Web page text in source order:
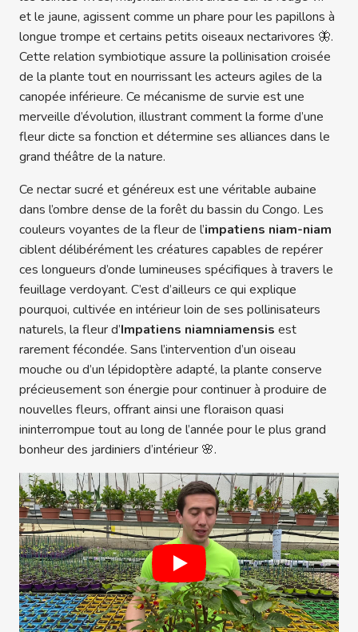
et le jaune, agissent comme un phare pour les papillons à
longue trompe et certains petits oiseaux nectarivores 🦋.
Cette relation symbiotique assure la pollinisation croisée
de la plante tout en nourrissant les acteurs agiles de la
canopée inférieure. Ce mécanisme de survie est une
merveille d’évolution, illustrant comment la forme d’une
fleur dicte sa fonction et détermine ses alliances dans le
grand théâtre de la nature.
Ce nectar sucré et généreux est une véritable aubaine
dans l’ombre dense de la forêt du bassin du Congo. Les
couleurs voyantes de la fleur de l’impatiens niam-niam
ciblent délibérément les créatures capables de repérer
ces longueurs d’onde lumineuses spécifiques à travers le
feuillage verdoyant. C’est d’ailleurs ce qui explique
pourquoi, cultivée en intérieur loin de ses pollinisateurs
naturels, la fleur d’Impatiens niamniamensis est
rarement fécondée. Sans l’intervention d’un oiseau
mouche ou d’un lépidoptère adapté, la plante conserve
précieusement son énergie pour continuer à produire de
nouvelles fleurs, offrant ainsi une floraison quasi
ininterrompue tout au long de l’année pour le plus grand
bonheur des jardiniers d’intérieur 🌸.